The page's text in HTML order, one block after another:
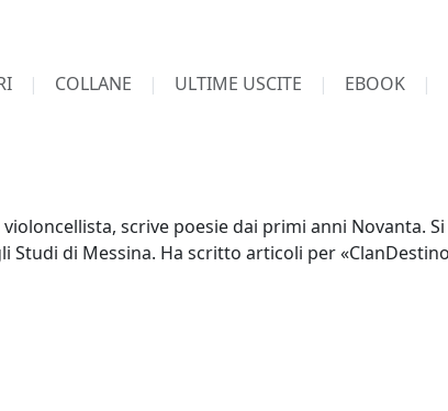
COLLANE ULTIME USCITE EBOOK
scrive poesie dai primi anni Novanta.
Studi di Messina. Ha scritto articoli per